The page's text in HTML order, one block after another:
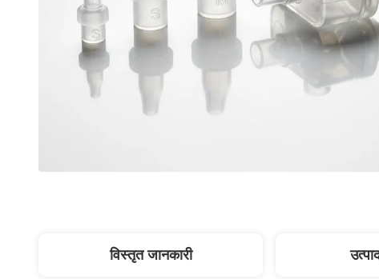
विस्तृत जानकारी